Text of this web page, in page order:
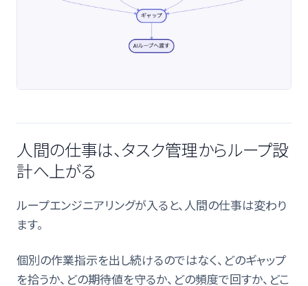
人間の仕事は、タスク管理からループ設
計へ上がる
ループエンジニアリングが入ると、人間の仕事は変わり
ます。
個別の作業指示を出し続けるのではなく、どのギャップ
を拾うか、どの期待値を守るか、どの頻度で回すか、どこ